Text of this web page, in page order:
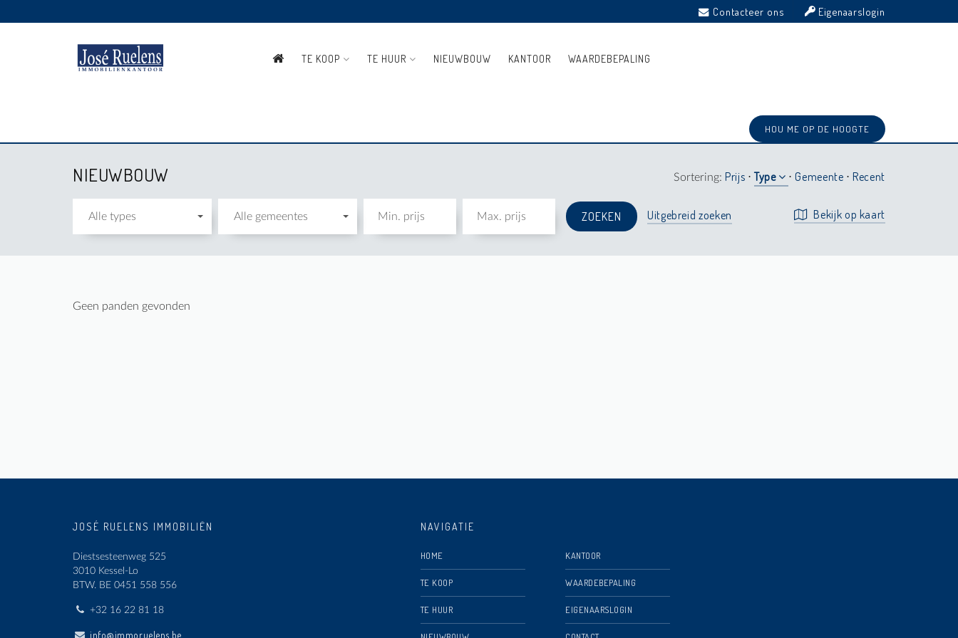
Contacteer ons Eigenaarslogin
TE KOOP TE HUUR NIEUWBOUW KANTOOR WAARDEBEPALING
HOU ME OP DE HOOGTE
NIEUWBOUW Sortering: Prijs ⋅ Type ⋅Gemeente ⋅ Recent
Alle types Alle gemeentes Uitgebreid zoeken Bekijk op kaart
Geen panden gevonden
JOSÉ RUELENS IMMOBILIËN
Diestsesteenweg 525
3010 Kessel-Lo
BTW. BE 0451 558 556
+32 16 22 81 18
info@immoruelens.be
NAVIGATIE
HOME
TE KOOP
TE HUUR
KANTOOR
WAARDEBEPALING
EIGENAARSLOGIN